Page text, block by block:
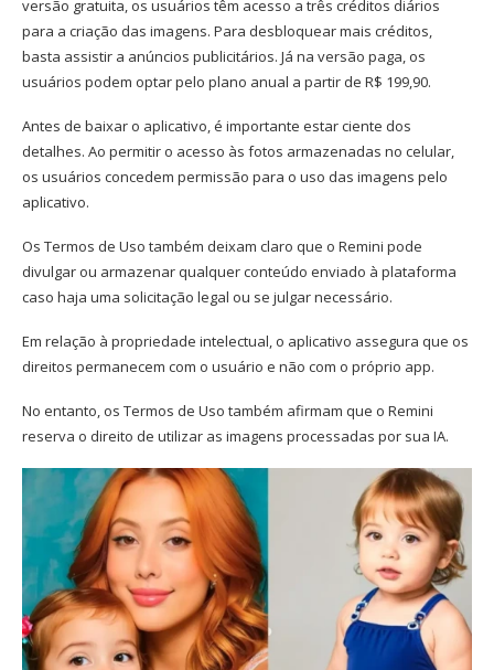
versão gratuita, os usuários têm acesso a três créditos diários
para a criação das imagens. Para desbloquear mais créditos,
basta assistir a anúncios publicitários. Já na versão paga, os
usuários podem optar pelo plano anual a partir de R$ 199,90.
Antes de baixar o aplicativo, é importante estar ciente dos
detalhes. Ao permitir o acesso às fotos armazenadas no celular,
os usuários concedem permissão para o uso das imagens pelo
aplicativo.
Os Termos de Uso também deixam claro que o Remini pode
divulgar ou armazenar qualquer conteúdo enviado à plataforma
caso haja uma solicitação legal ou se julgar necessário.
Em relação à propriedade intelectual, o aplicativo assegura que os
direitos permanecem com o usuário e não com o próprio app.
No entanto, os Termos de Uso também afirmam que o Remini
reserva o direito de utilizar as imagens processadas por sua IA.